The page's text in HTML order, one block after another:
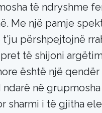
të ndryshme
Me një pamje
përshpejtojnë
të shijoni
është një
në
sharmi i të gjitha